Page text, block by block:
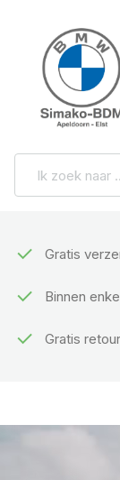
Gratis
Binnen
Gratis